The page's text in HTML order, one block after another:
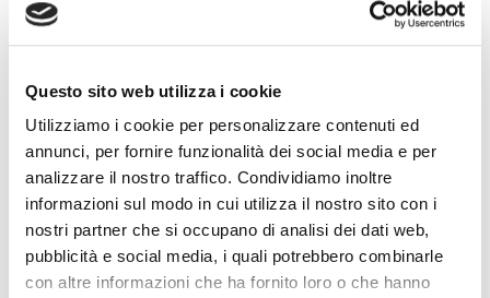
Questo sito web utilizza i cookie
Utilizziamo i cookie per personalizzare contenuti ed
annunci, per fornire funzionalità dei social media e per
analizzare il nostro traffico. Condividiamo inoltre
informazioni sul modo in cui utilizza il nostro sito con i
nostri partner che si occupano di analisi dei dati web,
pubblicità e social media, i quali potrebbero combinarle
con altre informazioni che ha fornito loro o che hanno
QUALITÀ MADE IN ITALY
COMPOSIZIONE E LAVAGGIO
GUIDA ALLE TAGLIE
POTREBBERO PIACERTI ANCHE